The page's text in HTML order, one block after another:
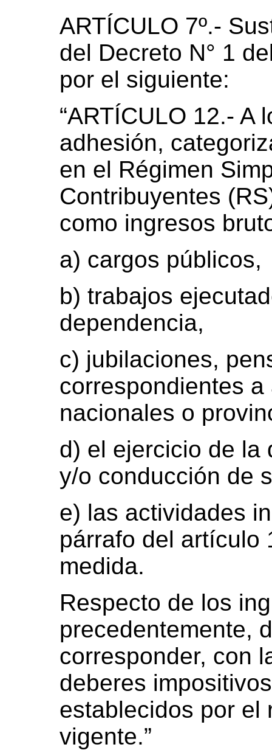
ARTÍCULO 7º.-
del Decreto N° 1
por el siguiente:
“ARTÍCULO 12.- A
adhesión,
en el Régimen
Contribuyentes
como ingresos
a) cargos públicos,
b) trabajos
dependencia,
c) jubilaciones,
correspondientes
nacionales o
d) el ejercicio de la
y/o conducción de
e) las actividades
párrafo del artículo
medida.
Respecto de los
precedentemente,
corresponder, con
deberes
establecidos por el
vigente.”